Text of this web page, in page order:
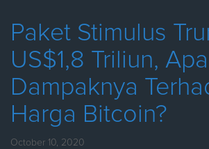
Paket Stimulus
US$1,8 Triliun, Apa
Dampaknya
Harga Bitcoin?
October 10, 2020